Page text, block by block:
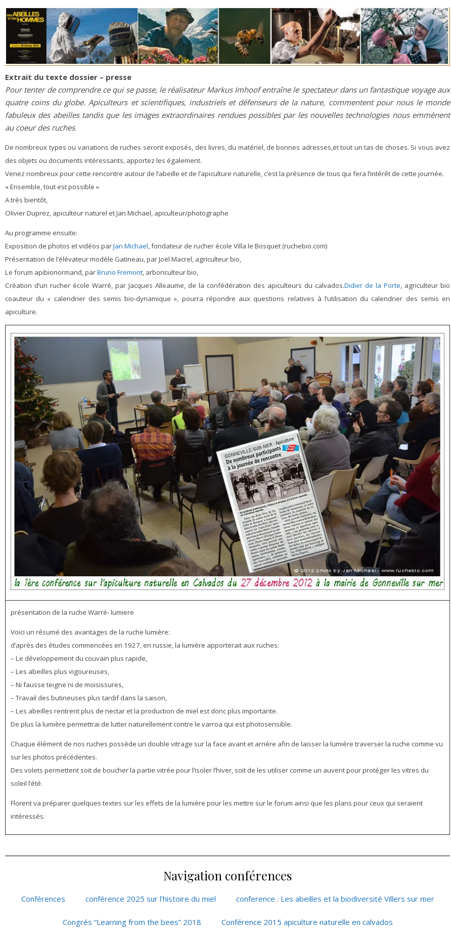
Extrait du texte dossier – presse
Pour tenter de comprendre ce qui se passe, le réalisateur Markus Imhoof entraîne le spectateur dans un fantastique voyage aux
quatre coins du globe. Apiculteurs et scientifiques, industriels et défenseurs de la nature, commentent pour nous le monde
fabuleux des abeilles tandis que les images extraordinaires rendues possibles par les nouvelles technologies nous emmènent
au coeur des ruches.
De nombreux types ou variations de ruches seront exposés, des livres, du matériel, de bonnes adresses,et tout un tas de choses. Si vous avez
des objets ou documents intéressants, apportez les également.
Venez nombreux pour cette rencontre autour de l’abeille et de l’apiculture naturelle, c’est la présence de tous qui fera l’intérêt de cette journée.
« Ensemble, tout est possible »
A très bientôt,
Olivier Duprez, apiculteur naturel et Jan Michael, apiculteur/photographe
Au programme ensuite:
Exposition de photos et vidéos parJan Michael, fondateur de rucher école Villa le Bosquet (ruchebio.com)
Présentation de l’élévateur modèle Gatineau, par Joël Macrel, agriculteur bio,
Le forum apibionormand, parBruno Fremont, arboriculteur bio,
Création d’un rucher école Warré, par Jacques Alleaume, de la confédération des apiculteurs du calvados.Didier de la Porte, agriculteur bio
coauteur du « calendrier des semis bio-dynamique », pourra répondre aux questions relatives à l’utilisation du calendrier des semis en
apiculture.
présentation de la ruche Warré- lumiere
Voici un résumé des avantages de la ruche lumière:
d’après des études commencées en 1927, en russie, la lumière apporterait aux ruches:
– Le développement du couvain plus rapide,
– Les abeilles plus vigoureuses,
– Ni fausse teigne ni de moisissures,
– Travail des butineuses plus tardif dans la saison,
– Les abeilles rentrent plus de nectar et la production de miel est donc plus importante.
De plus la lumière permettrai de lutter naturellement contre le varroa qui est photosensible.
Chaque élément de nos ruches possède un double vitrage sur la face avant et arrière afin de laisser la lumière traverser la ruche comme vu
sur les photos précédentes.
Des volets permettent soit de boucher la partie vitrée pour l’isoler l’hiver, soit de les utiliser comme un auvent pour protéger les vitres du
soleil l’été.
Florent va préparer quelques textes sur les effets de la lumière pour les mettre sur le forum ainsi que les plans pour ceux qui seraient
intéressés.
Navigation conférences
Conférences conférence 2025 sur l’histoire du miel conference : Les abeilles et la biodiversité Villers sur mer
Congrés “Learning from the bees” 2018 Conférence 2015 apiculture naturelle en calvados